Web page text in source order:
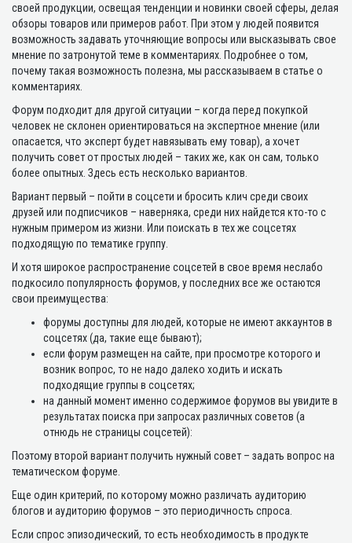
своей продукции, освещая тенденции и новинки своей сферы, делая
обзоры товаров или примеров работ. При этом у людей появится
возможность задавать уточняющие вопросы или высказывать свое
мнение по затронутой теме в комментариях. Подробнее о том,
почему такая возможность полезна, мы рассказываем в статье о
комментариях.
Форум подходит для другой ситуации – когда перед покупкой
человек не склонен ориентироваться на экспертное мнение (или
опасается, что эксперт будет навязывать ему товар), а хочет
получить совет от простых людей – таких же, как он сам, только
более опытных. Здесь есть несколько вариантов.
Вариант первый – пойти в соцсети и бросить клич среди своих
друзей или подписчиков – наверняка, среди них найдется кто-то с
нужным примером из жизни. Или поискать в тех же соцсетях
подходящую по тематике группу.
И хотя широкое распространение соцсетей в свое время неслабо
подкосило популярность форумов, у последних все же остаются
свои преимущества:
форумы доступны для людей, которые не имеют аккаунтов в
соцсетях (да, такие еще бывают);
если форум размещен на сайте, при просмотре которого и
возник вопрос, то не надо далеко ходить и искать
подходящие группы в соцсетях;
на данный момент именно содержимое форумов вы увидите в
результатах поиска при запросах различных советов (а
отнюдь не страницы соцсетей):
Поэтому второй вариант получить нужный совет – задать вопрос на
тематическом форуме.
Еще один критерий, по которому можно различать аудиторию
блогов и аудиторию форумов – это периодичность спроса.
Если спрос эпизодический, то есть необходимость в продукте